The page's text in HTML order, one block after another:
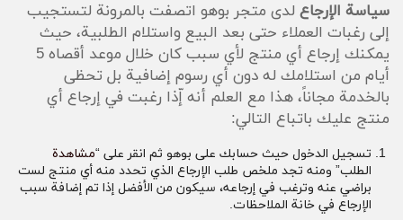
سياسة الإرجاع لدى متجر بوهو اتصفت بالمرونة لتستجيب
إلى رغبات العملاء حتى بعد البيع واستلام الطلبية، حيث
يمكنك إرجاع أي منتج لأي سبب كان خلال موعد أقصاه 5
أيام من استلامك له دون أي رسوم إضافية بل تحظى
بالخدمة مجاناً، هذا مع العلم أنه إّذا رغبت في إرجاع أي
منتج عليك باتباع التالي:
تسجيل الدخول حيث حسابك على بوهو ثم انقر على “مشاهدة
الطلب” ومنه تجد ملخص طلب الإرجاع الذي تحدد منه أي منتج لست
براضي عنه وترغب في إرجاعه، سيكون من الأفضل إذا تم إضافة سبب
الإرجاع في خانة الملاحظات.